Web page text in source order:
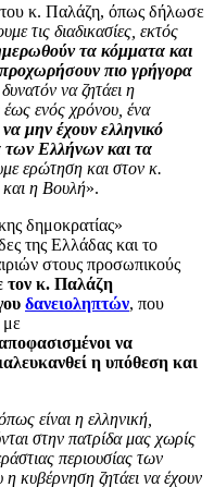
κ. Παλάζη, όπως δήλωσε
τις διαδικασίες, εκτός
τα κόμματα και
πιο γρήγορα
δυνατόν να ζητάει η
ενός χρόνου, ένα
να μην έχουν ελληνικό
Ελλήνων και τα
ερώτηση και στον κ.
η Βουλή».
δημοκρατίας»
της Ελλάδας και το
στους προσωπικούς
τον κ. Παλάζη
δανειοληπτών, που
με
να
η υπόθεση και
είναι η ελληνική,
στην πατρίδα μας χωρίς
περιουσίας των
κυβέρνηση ζητάει να έχουν